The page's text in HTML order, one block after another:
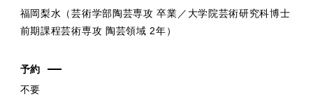
福岡梨水（芸術学部陶芸専攻 卒業／大学院芸術研究科博士
前期課程芸術専攻 陶芸領域 2年）
予約
不要